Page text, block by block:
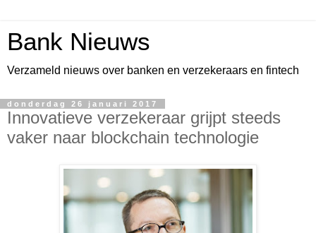
Bank Nieuws
Verzameld nieuws over banken en verzekeraars en fintech
donderdag 26 januari 2017
Innovatieve verzekeraar grijpt steeds
vaker naar blockchain technologie